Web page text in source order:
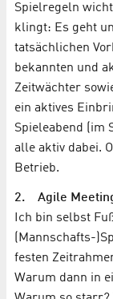
Spielregeln
klingt: Es geht
tatsächlichen
bekannten und
Zeitwächter
ein aktives
Spieleabend (im
alle aktiv dabei.
Betrieb.
2. Agile
Ich bin selbst
(Mannschafts-
festen
Warum dann in